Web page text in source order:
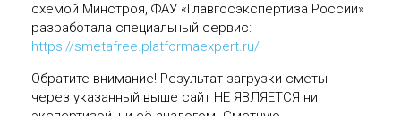
схемой Минстроя, ФАУ «Главгосэкспертиза России»
разработала специальный сервис:
https://smetafree.platformaexpert.ru/
Обратите внимание! Результат загрузки сметы
через указанный выше сайт НЕ ЯВЛЯЕТСЯ ни